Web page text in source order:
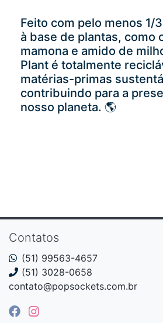
Feito com pelo menos 1/
à base de plantas, como
mamona e amido de
Plant é totalmente
matérias-primas
contribuindo para a
nosso planeta. 🌎
Contatos
(51) 99563-4657
(51) 3028-0658
contato@popsockets.com.br